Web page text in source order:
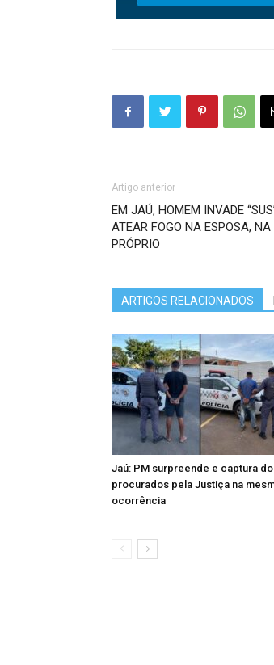
Artigo anterior
EM JAÚ, HOMEM INVADE
ATEAR FOGO NA ESPOSA,
PRÓPRIO
ARTIGOS RELACIONADOS
Jaú: PM surpreende e captura
procurados pela Justiça na
ocorrência